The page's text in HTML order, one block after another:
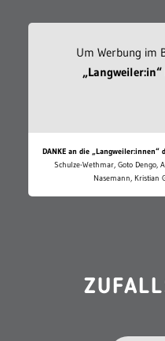
Um Werbung im
„Langweiler:in“
DANKE an die „Langweiler:innen“
Schulze-Wethmar, Goto Dengo,
Nasemann, Kristian